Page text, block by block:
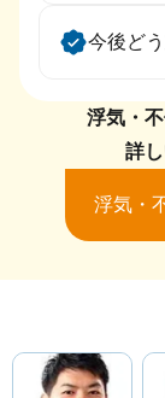
今後ど
浮気・
詳
浮気・